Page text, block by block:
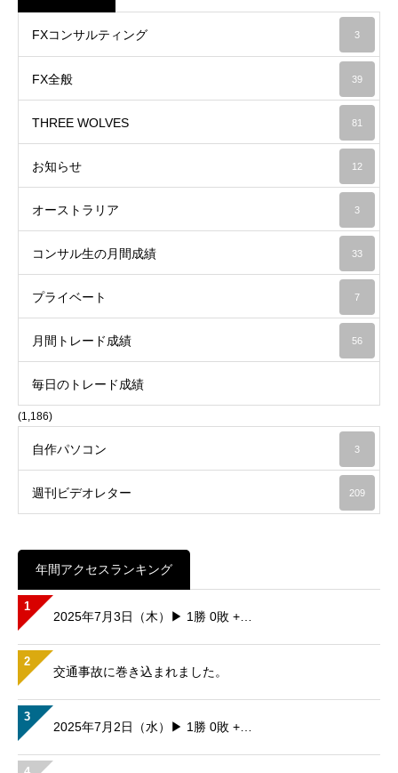
FXコンサルティング 3
FX全般 39
THREE WOLVES 81
お知らせ 12
オーストラリア 3
コンサル生の月間成績 33
プライベート 7
月間トレード成績 56
毎日のトレード成績
(1,186)
自作パソコン 3
週刊ビデオレター 209
年間アクセスランキング
1
2025年7月3日（木）▶ 1勝 0敗 +…
2
交通事故に巻き込まれました。
3
2025年7月2日（水）▶ 1勝 0敗 +…